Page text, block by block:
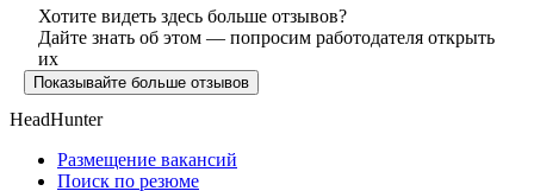
Хотите видеть здесь больше отзывов?
Дайте знать об этом — попросим работодателя открыть
их
Показывайте больше отзывов
HeadHunter
Размещение вакансий
Поиск по резюме